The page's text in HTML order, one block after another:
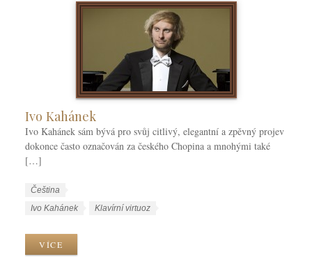
Ivo Kahánek
Ivo Kahánek sám bývá pro svůj citlivý, elegantní a zpěvný projev
dokonce často označován za českého Chopina a mnohými také
[…]
W
k
y
Čeština
W
k
Ivo Kahánek Klavírní virtuoz
VÍCE